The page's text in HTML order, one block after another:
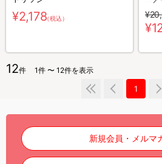
¥2,178（税込）
12件 1件 〜 12件を表示
1
新規会員・メルマ